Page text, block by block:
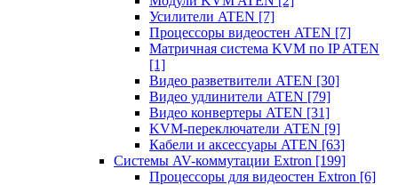
Усилители ATEN [7]
Процессоры видеостен ATEN [7]
Матричная система KVM по IP ATEN
[1]
Видео разветвители ATEN [30]
Видео удлинители ATEN [79]
Видео конвертеры ATEN [31]
KVM-переключатели ATEN [9]
Кабели и аксессуары ATEN [63]
Системы AV-коммутации Extron [199]
Процессоры для видеостен Extron [6]